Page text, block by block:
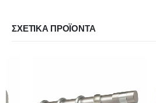
ΣΧΕΤΙΚΆ ΠΡΟΪΌΝΤΑ